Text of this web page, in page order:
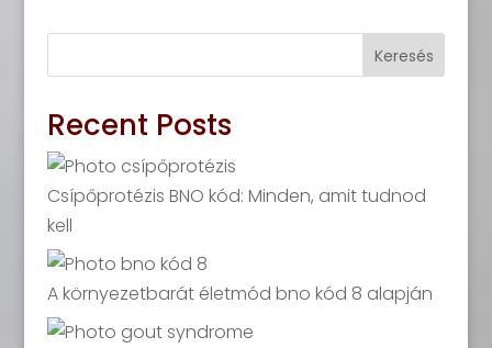
Keresés
Recent Posts
Csípőprotézis BNO kód: Minden, amit tudnod
kell
A környezetbarát életmód bno kód 8 alapján